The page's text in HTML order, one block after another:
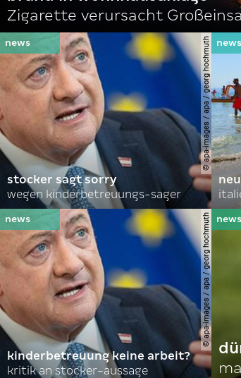
Zigarette verursacht
© apa-images / apa / georg hochmuth
stocker sagt sorry
wegen kinderbetreuungs-sager
© apa-images / apa / georg hochmuth
kinderbetreuung keine arbeit?
kritik an stocker-aussage